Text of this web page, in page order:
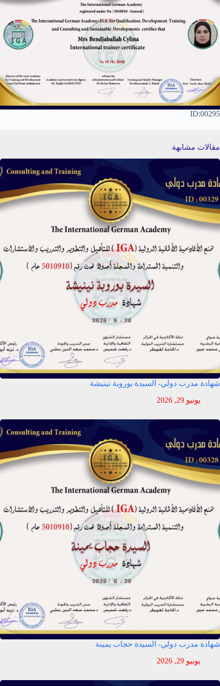
ID:00295
مقالات مشابهة
شهادة مدرب دولي- السيدة بوروبة نينيشة
يونيو 29, 2026
شهادة مدرب دولي- السيدة حجاب يمينة
يونيو 29, 2026